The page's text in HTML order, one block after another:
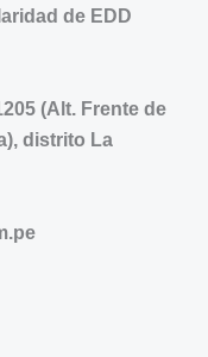
de EDD
(Alt. Frente de
distrito La